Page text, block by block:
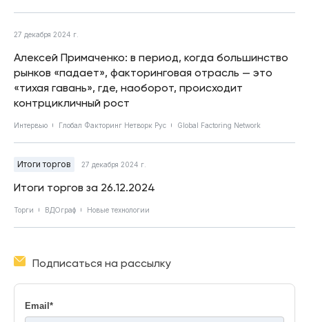
27 декабря 2024 г.
Алексей Примаченко: в период, когда большинство
рынков «падает», факторинговая отрасль — это
«тихая гавань», где, наоборот, происходит
контрцикличный рост
Интервью Глобал Факторинг Нетворк Рус Global Factoring Network
Итоги торгов 27 декабря 2024 г.
Итоги торгов за 26.12.2024
Торги ВДОграф Новые технологии
Подписаться на рассылку
Email *